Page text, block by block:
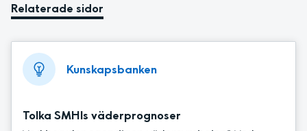
Relaterade sidor
Kunskapsbanken
Tolka SMHIs väderprognoser